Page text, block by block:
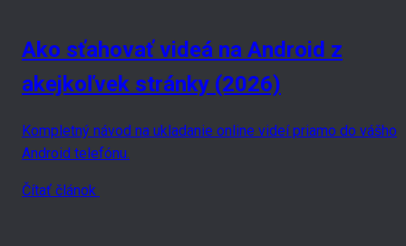
Ako sťahovať videá na Android z
akejkoľvek stránky (2026)
Kompletný návod na ukladanie online videí priamo do vášho
Android telefónu.
Čítať článok